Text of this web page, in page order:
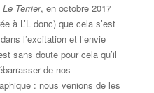
Le Terrier, en octobre 2017
à L’L donc) que cela s’est
l’excitation et l’envie
sans doute pour cela qu’il
de nos
: nous venions de les